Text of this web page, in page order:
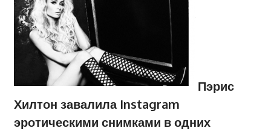
Пэрис
Хилтон завалила Instagram
эротическими снимками в одних